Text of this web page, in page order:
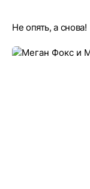
Не опять, а снова!